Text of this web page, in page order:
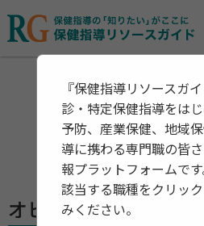
オピニオン
『保健指導リソースガ
診・特定保健指導をは
予防、産業保健、地域
導に携わる専門職の皆
報プラットフォームです
該当する職種をクリッ
みください。